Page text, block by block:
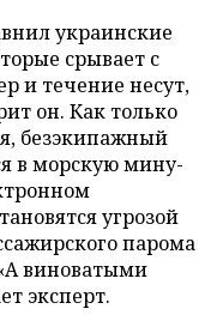
украинские
срывает с
и течение несут,
он. Как только
безэкипажный
в морскую мину-
угрозой
парома
виноватыми
эксперт.